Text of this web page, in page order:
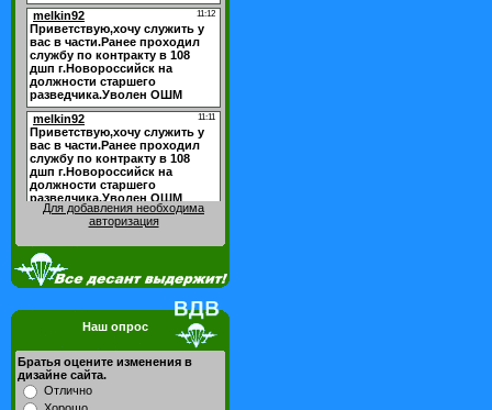
Для добавления необходима
авторизация
Наш опрос
Братья оцените изменения в
дизайне сайта.
Отлично